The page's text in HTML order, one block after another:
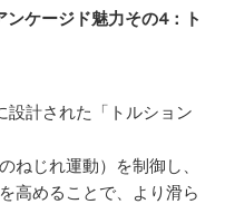
ンケージド魅力その4：ト
設計された「トルション
ねじれ運動）を制御し、
高めることで、より滑ら